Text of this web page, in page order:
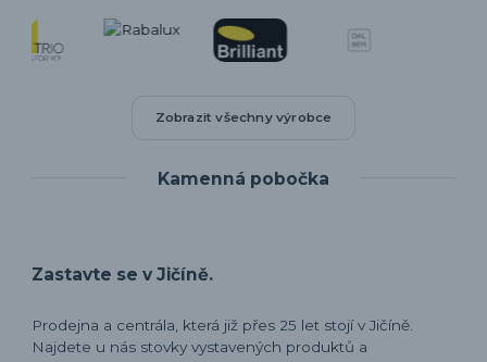
Zobrazit všechny výrobce
Kamenná pobočka
Zastavte se v Jičíně.
Prodejna a centrála, která již přes 25 let stojí v Jičíně.
Najdete u nás stovky vystavených produktů a